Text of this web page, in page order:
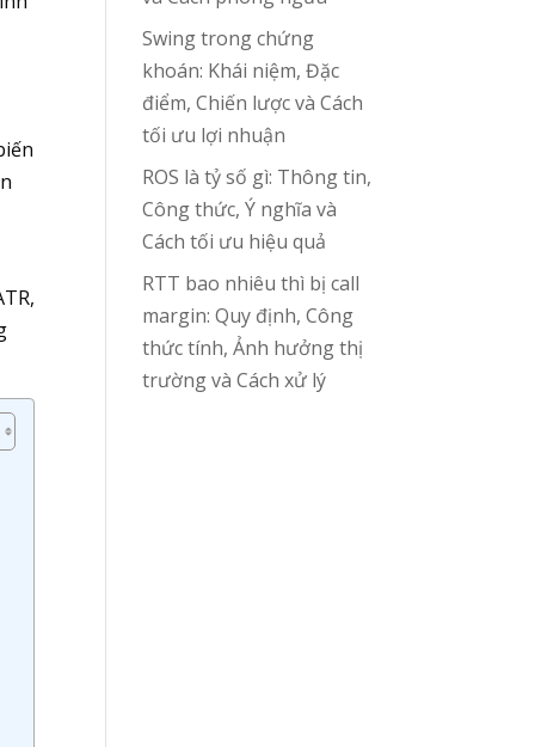
Swing trong chứng
khoán: Khái niệm, Đặc
điểm, Chiến lược và Cách
tối ưu lợi nhuận
ROS là tỷ số gì: Thông tin,
Công thức, Ý nghĩa và
Cách tối ưu hiệu quả
RTT bao nhiêu thì bị call
margin: Quy định, Công
thức tính, Ảnh hưởng thị
trường và Cách xử lý